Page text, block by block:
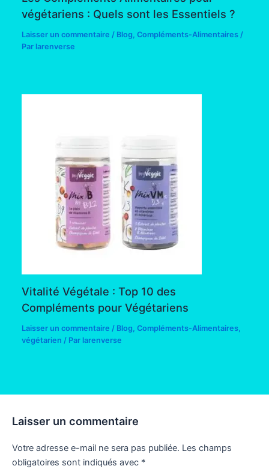
végétariens : Quels sont les Essentiels ?
Laisser un commentaire / Blog,Compléments-Alimentaires /
Par larenverse
Vitalité Végétale : Top 10 des
Compléments pour Végétariens
Laisser un commentaire / Blog ,Compléments-Alimentaires
végétarien / Par larenverse
Laisser un commentaire
Votre adresse e-mail ne sera pas publiée. Les champs
obligatoires sont indiqués avec *